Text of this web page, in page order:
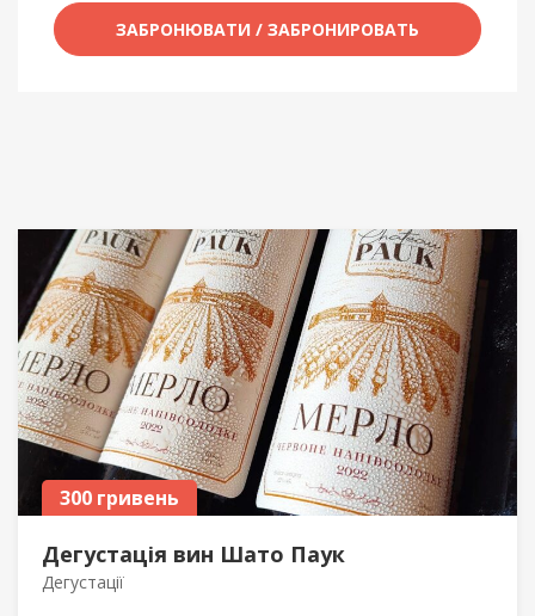
300 гривень
Дегустація вин Шато Паук
Дегустації